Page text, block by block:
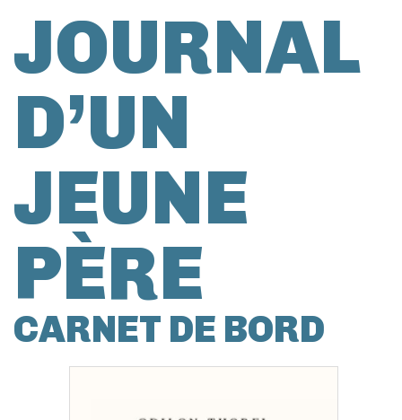
JOURNAL
D’UN
JEUNE
PÈRE
CARNET DE BORD